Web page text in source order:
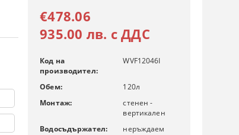
€478.06
935.00 лв. с ДДС
Код на
производител:
WVF12046I
Обем: 120л
Монтаж:
стенен -
вертикален
Водосъдържател:
неръждаем